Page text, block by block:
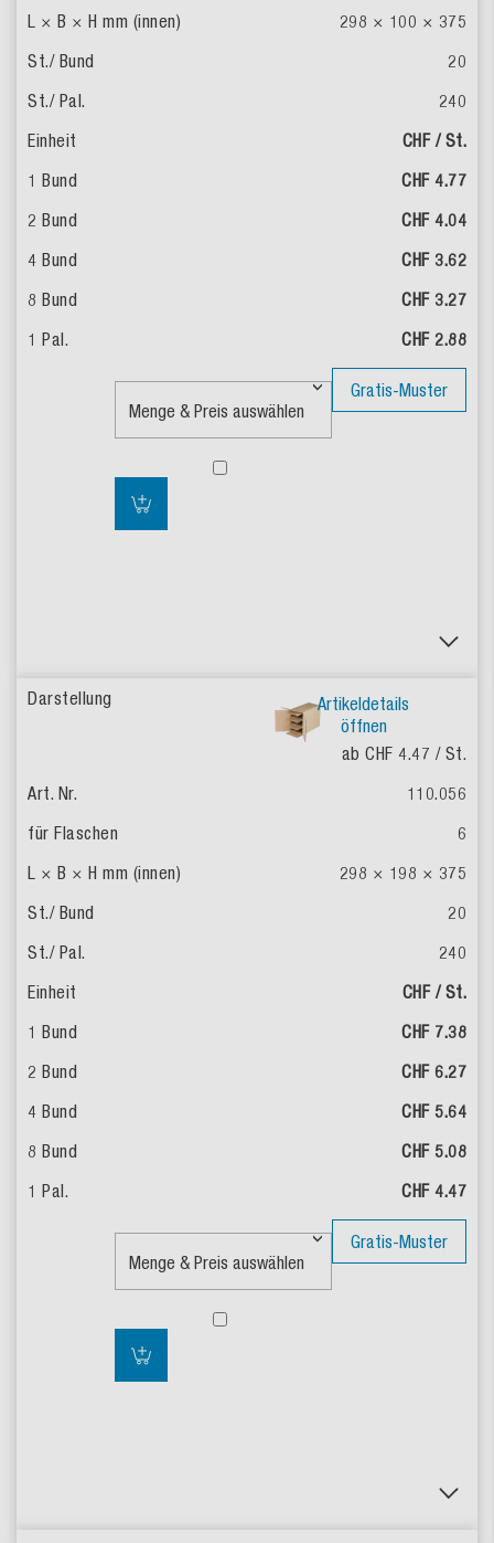
298 × 100 × 375
20
240
CHF / St.
CHF 4.77
CHF 4.04
CHF 3.62
CHF 3.27
CHF 2.88
Gratis-Muster
Artikeldetails
öffnen
ab CHF 4.47 / St.
110.056
6
298 × 198 × 375
20
240
CHF / St.
CHF 7.38
CHF 6.27
CHF 5.64
CHF 5.08
CHF 4.47
Gratis-Muster